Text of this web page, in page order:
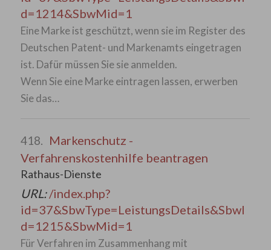
d=1214&SbwMid=1
Eine Marke ist geschützt, wenn sie im Register des
Deutschen Patent- und Markenamts eingetragen
ist. Dafür müssen Sie sie anmelden.
Wenn Sie eine Marke eintragen lassen, erwerben
Sie das…
418. Markenschutz -
Verfahrenskostenhilfe beantragen
Rathaus-Dienste
URL:/index.php?
id=37&SbwType=LeistungsDetails&SbwI
d=1215&SbwMid=1
Für Verfahren im Zusammenhang mit